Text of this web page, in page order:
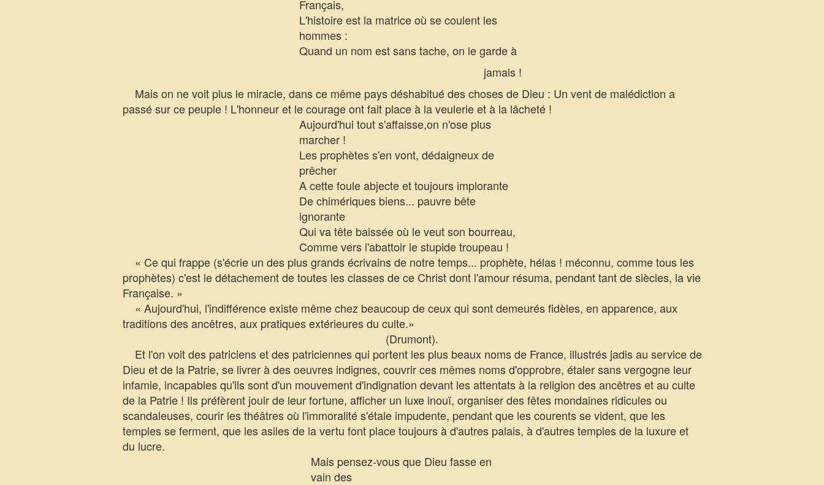
Français,
L'histoire est la matrice où se coulent les
hommes :
Quand un nom est sans tache, on le garde à
jamais !
Mais on ne voit plus le miracle, dans ce même pays déshabitué des choses de Dieu : Un vent de malédiction a
passé sur ce peuple ! L'honneur et le courage ont fait place à la veulerie et à la lâcheté !
Aujourd'hui tout s'affaisse,on n'ose plus
marcher !
Les prophètes s'en vont, dédaigneux de
prêcher
A cette foule abjecte et toujours implorante
De chimériques biens... pauvre bête
ignorante
Qui va tête baissée où le veut son bourreau,
Comme vers l'abattoir le stupide troupeau !
« Ce qui frappe (s'écrie un des plus grands écrivains de notre temps... prophète, hélas ! méconnu, comme tous les
prophètes) c'est le détachement de toutes les classes de ce Christ dont l'amour résuma, pendant tant de siècles, la vie
Française. »
« Aujourd'hui, l'indifférence existe même chez beaucoup de ceux qui sont demeurés fidèles, en apparence, aux
traditions des ancêtres, aux pratiques extérieures du culte.»
(Drumont).
Et l'on voit des patriciens et des patriciennes qui portent les plus beaux noms de France, illustrés jadis au service de
Dieu et de la Patrie, se livrer à des oeuvres indignes, couvrir ces mêmes noms d'opprobre, étaler sans vergogne leur
infamie, incapables qu'ils sont d'un mouvement d'indignation devant les attentats à la religion des ancêtres et au culte
de la Patrie ! Ils préfèrent jouir de leur fortune, afficher un luxe inouï, organiser des fêtes mondaines ridicules ou
scandaleuses, courir les théâtres où l'immoralité s'étale impudente, pendant que les courents se vident, que les
temples se ferment, que les asiles de la vertu font place toujours à d'autres palais, à d'autres temples de la luxure et
du lucre.
Mais pensez-vous que Dieu fasse en
vain des